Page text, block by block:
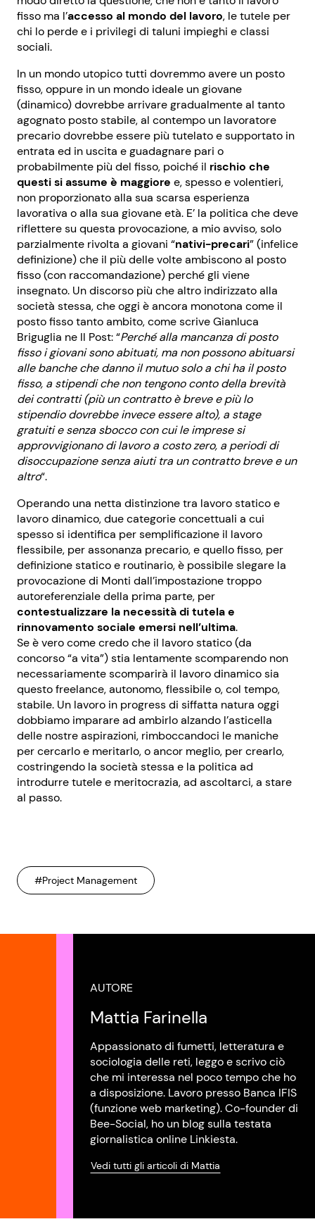
fisso ma l’accesso al mondo del lavoro, le tutele per
chi lo perde e i privilegi di taluni impieghi e classi
sociali.
In un mondo utopico tutti dovremmo avere un posto
fisso, oppure in un mondo ideale un giovane
(dinamico) dovrebbe arrivare gradualmente al tanto
agognato posto stabile, al contempo un lavoratore
precario dovrebbe essere più tutelato e supportato in
entrata ed in uscita e guadagnare pari o
probabilmente più del fisso, poiché il rischio che
questi si assume è maggiore e, spesso e volentieri,
non proporzionato alla sua scarsa esperienza
lavorativa o alla sua giovane età. E’ la politica che deve
riflettere su questa provocazione, a mio avviso, solo
parzialmente rivolta a giovani “nativi-precari” (infelice
definizione) che il più delle volte ambiscono al posto
fisso (con raccomandazione) perché gli viene
insegnato. Un discorso più che altro indirizzato alla
società stessa, che oggi è ancora monotona come il
posto fisso tanto ambito, come scrive Gianluca
Briguglia ne Il Post: “Perché alla mancanza di posto
fisso i giovani sono abituati, ma non possono abituarsi
alle banche che danno il mutuo solo a chi ha il posto
fisso, a stipendi che non tengono conto della brevità
dei contratti (più un contratto è breve e più lo
stipendio dovrebbe invece essere alto), a stage
gratuiti e senza sbocco con cui le imprese si
approvvigionano di lavoro a costo zero, a periodi di
disoccupazione senza aiuti tra un contratto breve e un
altro“.
Operando una netta distinzione tra lavoro statico e
lavoro dinamico, due categorie concettuali a cui
spesso si identifica per semplificazione il lavoro
flessibile, per assonanza precario, e quello fisso, per
definizione statico e routinario, è possibile slegare la
provocazione di Monti dall’impostazione troppo
autoreferenziale della prima parte, per
contestualizzare la necessità di tutela e
rinnovamento sociale emersi nell’ultima.
Se è vero come credo che il lavoro statico (da
concorso “a vita”) stia lentamente scomparendo non
necessariamente scomparirà il lavoro dinamico sia
questo freelance, autonomo, flessibile o, col tempo,
stabile. Un lavoro in progress di siffatta natura oggi
dobbiamo imparare ad ambirlo alzando l’asticella
delle nostre aspirazioni, rimboccandoci le maniche
per cercarlo e meritarlo, o ancor meglio, per crearlo,
costringendo la società stessa e la politica ad
introdurre tutele e meritocrazia, ad ascoltarci, a stare
al passo.
#Project Management
AUTORE
Mattia Farinella
Appassionato di fumetti, letteratura e
sociologia delle reti, leggo e scrivo ciò
che mi interessa nel poco tempo che ho
a disposizione. Lavoro presso Banca IFIS
(funzione web marketing). Co-founder di
Bee-Social, ho un blog sulla testata
giornalistica online Linkiesta.
Vedi tutti gli articoli di Mattia